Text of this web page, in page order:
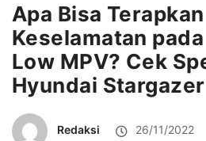
Apa Bisa
Keselamatan
Low MPV? Cek
Hyundai Stargazer
Redaksi 26/11/2022